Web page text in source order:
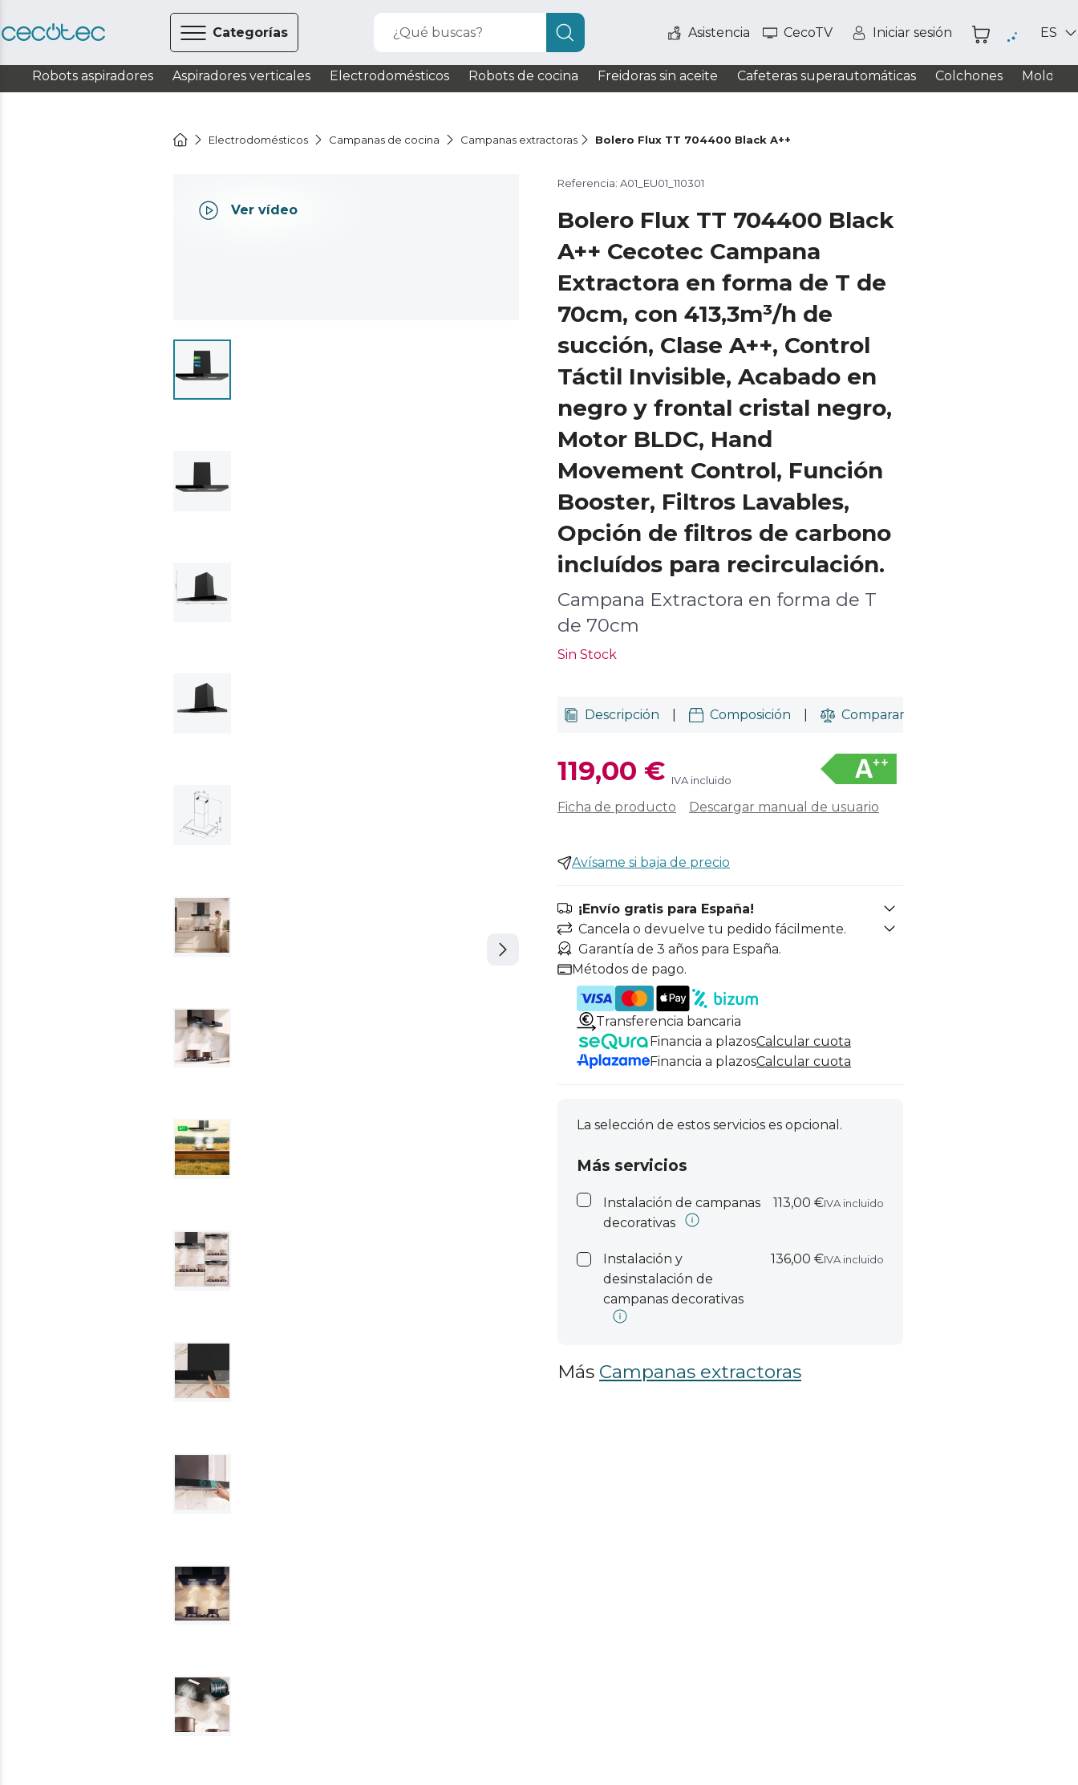
Categorías ¿Qué buscas? Asistencia CecoTV Iniciar sesión ES
Robots aspiradores Aspiradores verticales Electrodomésticos Robots de cocina Freidoras sin aceite Cafeteras superautomáticas Colchones
Electrodomésticos Campanas de cocina Campanas extractoras Bolero Flux TT 704400 Black A++
Ver vídeo
Referencia: A01_EU01_110301
Bolero Flux TT 704400 Black
A++ Cecotec Campana
Extractora en forma de T de
70cm, con 413,3m³/h de
succión, Clase A++, Control
Táctil Invisible, Acabado en
negro y frontal cristal negro,
Motor BLDC, Hand
Movement Control, Función
Booster, Filtros Lavables,
Opción de filtros de carbono
incluídos para recirculación.
Campana Extractora en forma de T
de 70cm
Sin Stock
Descripción Composición Comparar
119,00 € IVA incluido
Ficha de producto Descargar manual de usuario
Avísame si baja de precio
¡Envío gratis para España!
Cancela o devuelve tu pedido fácilmente.
Garantía de 3 años para España.
Métodos de pago.
Transferencia bancaria
Financia a plazosCalcular cuota
Financia a plazosCalcular cuota
La selección de estos servicios es opcional.
Más servicios
Instalación de campanas
decorativas
113,00 €IVA incluido
Instalación y
desinstalación de
campanas decorativas
136,00 €IVA incluido
Más Campanas extractoras